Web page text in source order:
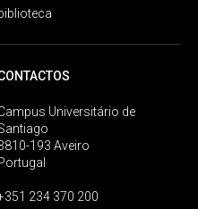
Universitário de
193 Aveiro
234 370 200